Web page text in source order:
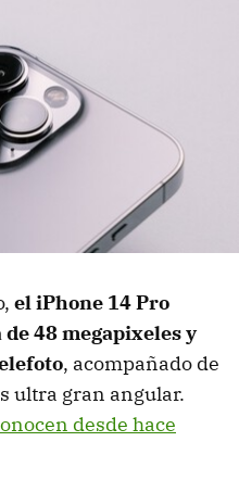
el iPhone 14 Pro
48 megapixeles y
, acompañado de
ultra gran angular.
desde hace